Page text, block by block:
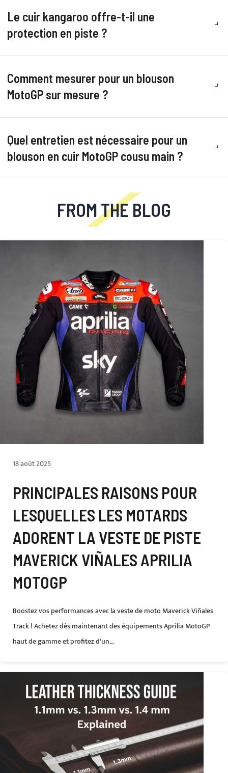
Le cuir kangaroo offre-t-il une
protection en piste ?
Comment mesurer pour un blouson
MotoGP sur mesure ?
Quel entretien est nécessaire pour un
blouson en cuir MotoGP cousu main ?
FROM THE BLOG
18 août 2025
PRINCIPALES RAISONS POUR
LESQUELLES LES MOTARDS
ADORENT LA VESTE DE PISTE
MAVERICK VIÑALES APRILIA
MOTOGP
Boostez vos performances avec la veste de moto Maverick Viñales
Track ! Achetez dès maintenant des équipements Aprilia MotoGP
haut de gamme et profitez d'un...